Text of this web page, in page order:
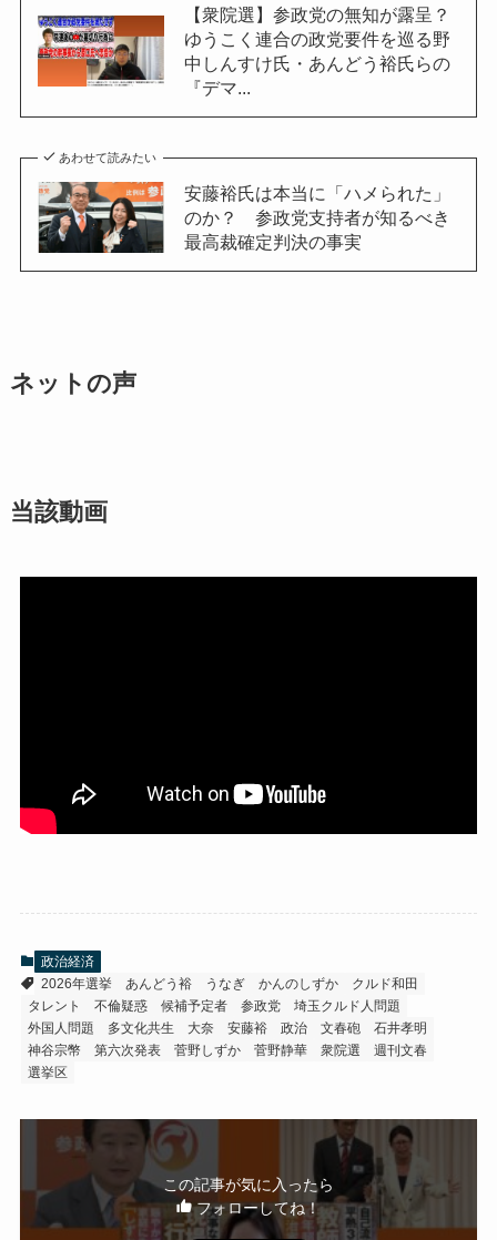
【衆院選】参政党の無知が露呈？
ゆうこく連合の政党要件を巡る野
中しんすけ氏・あんどう裕氏らの
『デマ...
あわせて読みたい
安藤裕氏は本当に「ハメられた」
のか？ 参政党支持者が知るべき
最高裁確定判決の事実
ネットの声
当該動画
政治経済
2026年選挙
あんどう裕 うなぎ かんのしずか
クルド和田
タレント
不倫疑惑 候補予定者 参政党
埼玉クルド人問題
外国人問題
多文化共生 大奈 安藤裕 政治 文春砲
石井孝明
神谷宗幣
第六次発表 菅野しずか 菅野静華 衆院選
週刊文春
選挙区
この記事が気に入ったら
フォローしてね！